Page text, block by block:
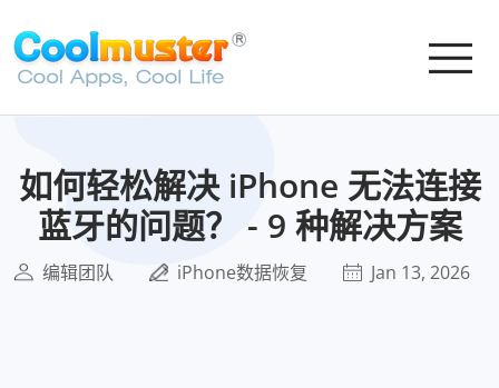
如何轻松解决 iPhone 无法连接
蓝牙的问题？ - 9 种解决方案
编辑团队 iPhone数据恢复 Jan 13, 2026